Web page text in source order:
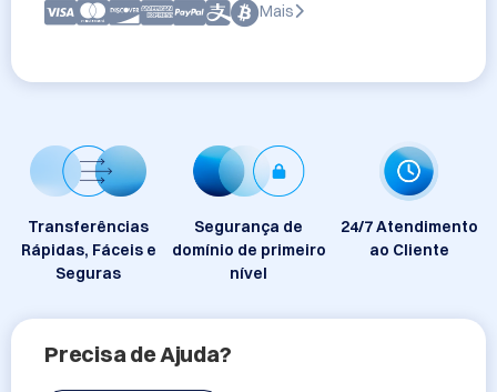
Mais
Transferências
Rápidas, Fáceis e
Seguras
Segurança de
domínio de primeiro
nível
24/7 Atendimento
ao Cliente
Precisa de Ajuda?